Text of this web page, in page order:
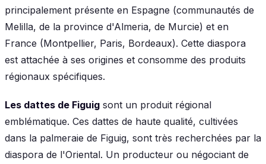
principalement présente en Espagne (communautés de
Melilla, de la province d'Almeria, de Murcie) et en
France (Montpellier, Paris, Bordeaux). Cette diaspora
est attachée à ses origines et consomme des produits
régionaux spécifiques.
Les dattes de Figuig sont un produit régional
emblématique. Ces dattes de haute qualité, cultivées
dans la palmeraie de Figuig, sont très recherchées par la
diaspora de l'Oriental. Un producteur ou négociant de